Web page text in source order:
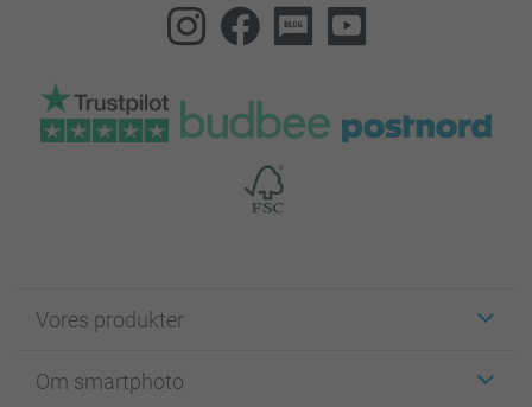
Vores produkter
Fotokort
Om smartphoto